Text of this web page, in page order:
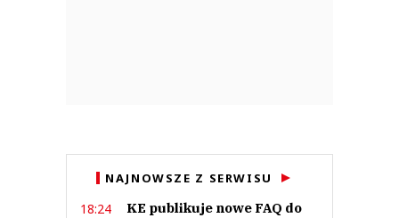
NAJNOWSZE Z SERWISU
18:24
KE publikuje nowe FAQ do